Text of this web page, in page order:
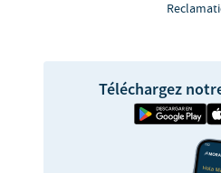
Téléchargez